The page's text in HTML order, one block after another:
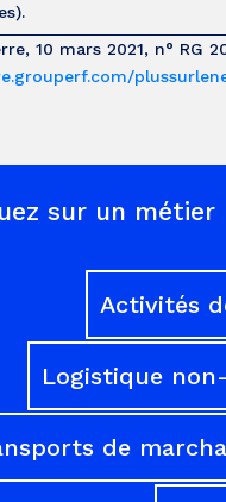
10 mars 2021, n° RG
sur un
Activités
Logistique
de